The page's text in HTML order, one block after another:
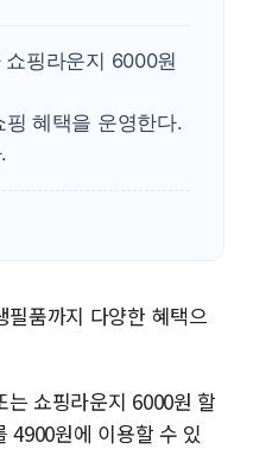
여야, 황희 '버스 하우스' 공
핑라운지 6000원
혜택을 운영한다.
품까지 다양한 혜택으
쇼핑라운지 6000원 할
4900원에 이용할 수 있